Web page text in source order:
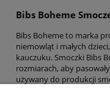
Bibs Boheme
Bibs Boheme to marka
niemowląt i małych
kauczuku. Smoczki Bibs
rozmiarach, aby
używany do produkcji